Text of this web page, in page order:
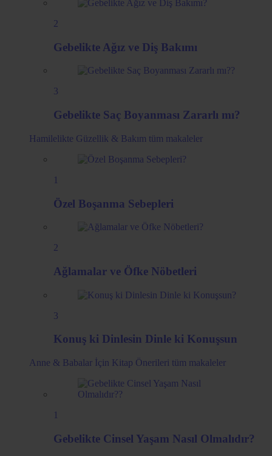
2
Gebelikte Ağız ve Diş Bakımı
3
Gebelikte Saç Boyanması Zararlı mı?
Hamilelikte Güzellik & Bakım tüm makaleler
1
Özel Boşanma Sebepleri
2
Ağlamalar ve Öfke Nöbetleri
3
Konuş ki Dinlesin Dinle ki Konuşsun
Anne & Babalar İçin Kitap Önerileri tüm makaleler
1
Gebelikte Cinsel Yaşam Nasıl Olmalıdır?